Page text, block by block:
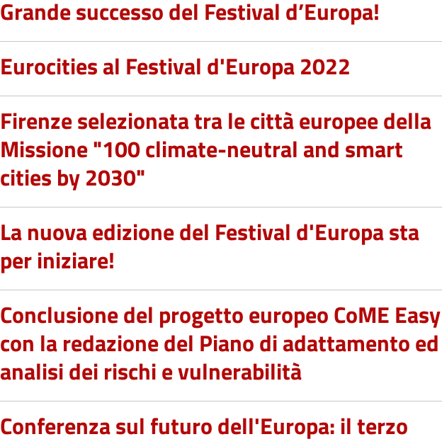
Grande successo del Festival d’Europa!
Eurocities al Festival d'Europa 2022
Firenze selezionata tra le città europee della
Missione "100 climate-neutral and smart
cities by 2030"
La nuova edizione del Festival d'Europa sta
per iniziare!
Conclusione del progetto europeo CoME Easy
con la redazione del Piano di adattamento ed
analisi dei rischi e vulnerabilità
Conferenza sul futuro dell'Europa: il terzo